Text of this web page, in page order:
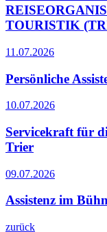
TOURISTIK
11.07.2026
Persönliche
10.07.2026
Servicekraft für
Trier
09.07.2026
Assistenz im
zurück